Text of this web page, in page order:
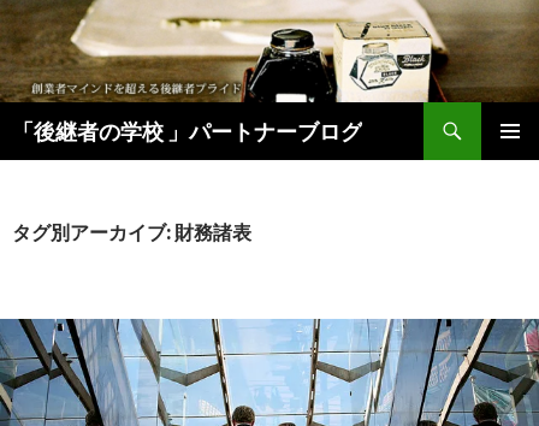
「後継者の学校 」パートナーブログ
検
ン
動
タグ別アーカイブ: 財務諸表